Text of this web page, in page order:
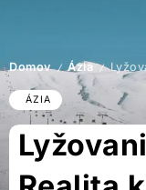
Domov / Ázia /
ÁZIA